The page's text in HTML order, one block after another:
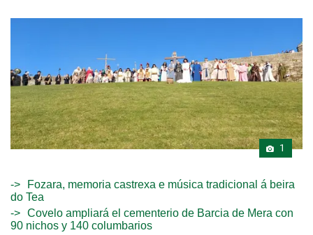
1
Fozara, memoria castrexa e música tradicional á beira
do Tea
Covelo ampliará el cementerio de Barcia de Mera con
90 nichos y 140 columbarios